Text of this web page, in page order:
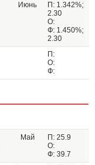
Июнь
П: 1.342%;
2.30
О:
Ф: 1.450%;
2.30
П:
О:
Ф:
Май
П: 25.9
О:
Ф: 39.7